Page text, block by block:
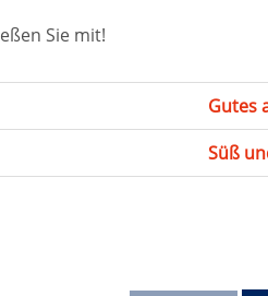
Sie mit!
Gutes
Süß